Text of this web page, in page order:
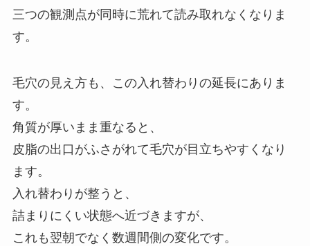
三つの観測点が同時に荒れて読み取れなくなりま
す。
毛穴の見え方も、この入れ替わりの延長にありま
す。
角質が厚いまま重なると、
皮脂の出口がふさがれて毛穴が目立ちやすくなり
ます。
入れ替わりが整うと、
詰まりにくい状態へ近づきますが、
これも翌朝でなく数週間側の変化です。